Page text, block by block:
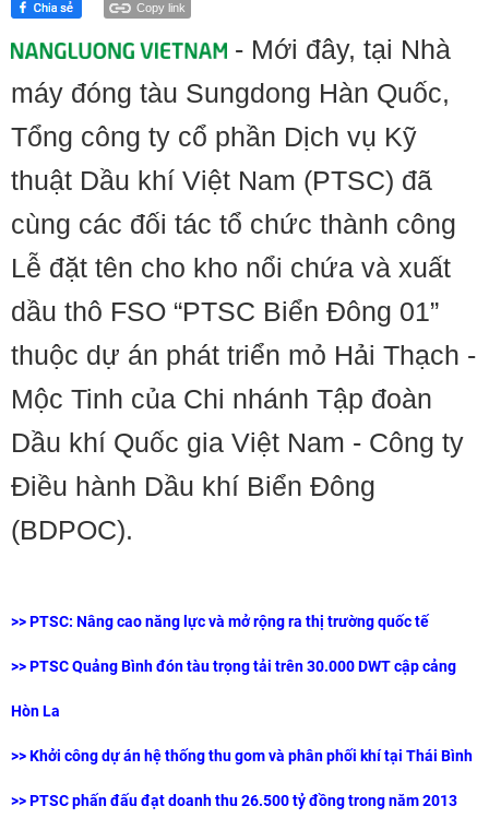
Copy link
- Mới đây, tại Nhà
máy đóng tàu Sungdong Hàn Quốc,
Tổng công ty cổ phần Dịch vụ Kỹ
thuật Dầu khí Việt Nam (PTSC) đã
cùng các đối tác tổ chức thành công
Lễ đặt tên cho kho nổi chứa và xuất
dầu thô FSO “PTSC Biển Đông 01”
thuộc dự án phát triển mỏ Hải Thạch -
Mộc Tinh của Chi nhánh Tập đoàn
Dầu khí Quốc gia Việt Nam - Công ty
Điều hành Dầu khí Biển Đông
(BDPOC).
>>PTSC: Nâng cao năng lực và mở rộng ra thị trường quốc tế
>> PTSC Quảng Bình đón tàu trọng tải trên 30.000 DWT cập cảng
Hòn La
>> Khởi công dự án hệ thống thu gom và phân phối khí tại Thái Bình
>> PTSC phấn đấu đạt doanh thu 26.500 tỷ đồng trong năm 2013